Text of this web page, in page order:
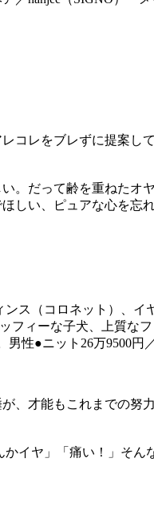
コレをブレずに提案
。だって齢を重ねた
しい、ピュアな心を忘
フィーな子犬、上質な
性●ニット26万9500
才能もこれまでの
イヤ」「痛い！」そ